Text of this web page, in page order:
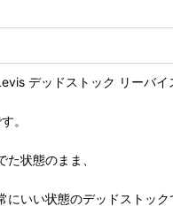
デッドストック リーバイ
。
状態のまま、
にいい状態のデッドストック